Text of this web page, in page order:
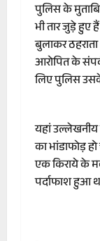
पुलिस के
भी तार जुड़े हुए
बुलाकर
आरोपित के
लिए पुलिस
यहां उल्लेखनीय
का भांडाफोड़
एक किराये के
पर्दाफाश हुआ